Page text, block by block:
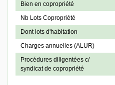
Bien en copropriété
Nb Lots Copropriété
Dont lots d'habitation
Charges annuelles (ALUR)
Procédures diligentées c/
syndicat de copropriété